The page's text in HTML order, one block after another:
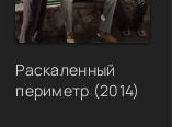
Раскаленный
периметр (2014)